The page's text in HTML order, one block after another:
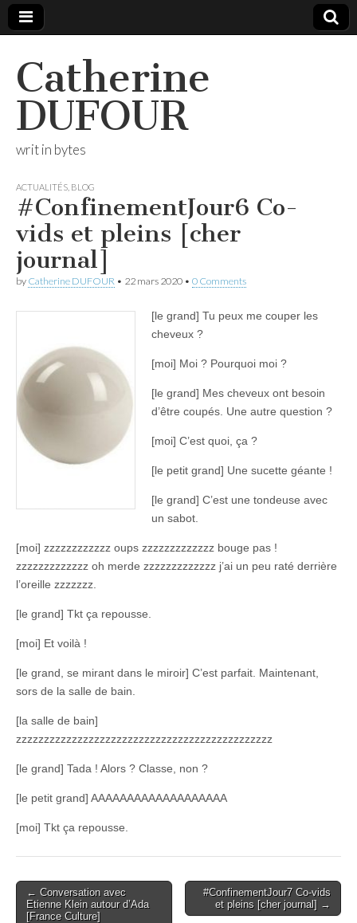
Catherine
DUFOUR
writ in bytes
ACTUALITÉS BLOG
#ConfinementJour6 Co-
vids et pleins [cher
journal]
by Catherine DUFOUR • 22 mars 2020 • 0 Comments
[le grand] Tu peux me couper les
cheveux ?
[moi] Moi ? Pourquoi moi ?
[le grand] Mes cheveux ont besoin
d’être coupés. Une autre question ?
[moi] C’est quoi, ça ?
[le petit grand] Une sucette géante !
[le grand] C’est une tondeuse avec
un sabot.
[moi] zzzzzzzzzzzz oups zzzzzzzzzzzzz bouge pas !
zzzzzzzzzzzzz oh merde zzzzzzzzzzzzz j’ai un peu raté derrière
l’oreille zzzzzzz.
[le grand] Tkt ça repousse.
[moi] Et voilà !
[le grand, se mirant dans le miroir] C’est parfait. Maintenant,
sors de la salle de bain.
[la salle de bain]
zzzzzzzzzzzzzzzzzzzzzzzzzzzzzzzzzzzzzzzzzzzzzz
[le grand] Tada ! Alors ? Classe, non ?
[le petit grand] AAAAAAAAAAAAAAAAAAA
[moi] Tkt ça repousse.
Post
navigation
← Conversation avec
Etienne Klein autour d’Ada
[France Culture]
#ConfinementJour7 Co-vids
et pleins [cher journal] →